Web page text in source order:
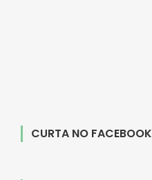
CURTA NO FACEBOOK